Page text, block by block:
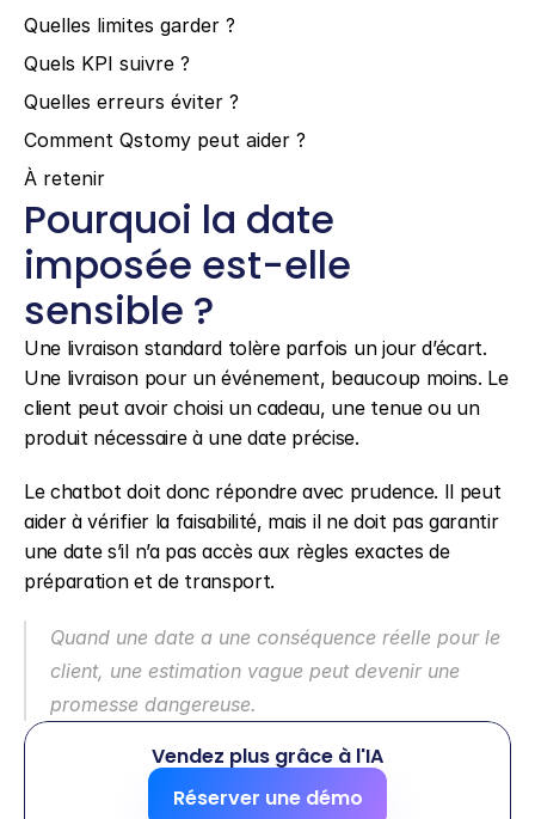
Quelles limites garder ?
Quels KPI suivre ?
Quelles erreurs éviter ?
Comment Qstomy peut aider ?
À retenir
Pourquoi la date
imposée est-elle
sensible ?
Une livraison standard tolère parfois un jour d’écart.
Une livraison pour un événement, beaucoup moins. Le
client peut avoir choisi un cadeau, une tenue ou un
produit nécessaire à une date précise.
Le chatbot doit donc répondre avec prudence. Il peut
aider à vérifier la faisabilité, mais il ne doit pas garantir
une date s’il n’a pas accès aux règles exactes de
préparation et de transport.
Quand une date a une conséquence réelle pour le
client, une estimation vague peut devenir une
promesse dangereuse.
Vendez plus grâce à l'IA
Réserver une démo